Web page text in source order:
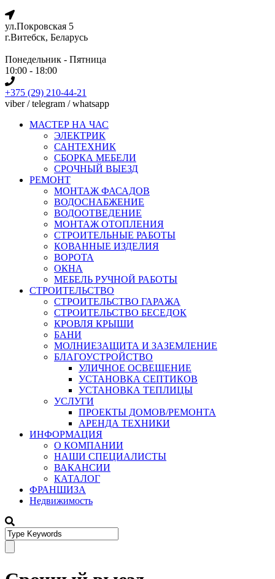
ул.Покровская 5
г.Витебск, Беларусь
Понедельник - Пятница
10:00 - 18:00
+375 (29) 210-44-21
viber / telegram / whatsapp
МАСТЕР НА ЧАС
ЭЛЕКТРИК
САНТЕХНИК
СБОРКА МЕБЕЛИ
СРОЧНЫЙ ВЫЕЗД
РЕМОНТ
МОНТАЖ ФАСАДОВ
ВОДОСНАБЖЕНИЕ
ВОДООТВЕДЕНИЕ
МОНТАЖ ОТОПЛЕНИЯ
СТРОИТЕЛЬНЫЕ РАБОТЫ
КОВАННЫЕ ИЗДЕЛИЯ
ВОРОТА
ОКНА
МЕБЕЛЬ РУЧНОЙ РАБОТЫ
СТРОИТЕЛЬСТВО
СТРОИТЕЛЬСТВО ГАРАЖА
СТРОИТЕЛЬСТВО БЕСЕДОК
КРОВЛЯ КРЫШИ
БАНИ
МОЛНИЕЗАЩИТА И ЗАЗЕМЛЕНИЕ
БЛАГОУСТРОЙСТВО
УЛИЧНОЕ ОСВЕЩЕНИЕ
УСТАНОВКА СЕПТИКОВ
УСТАНОВКА ТЕПЛИЦЫ
УСЛУГИ
ПРОЕКТЫ ДОМОВ/РЕМОНТА
АРЕНДА ТЕХНИКИ
ИНФОРМАЦИЯ
О КОМПАНИИ
НАШИ СПЕЦИАЛИСТЫ
ВАКАНСИИ
КАТАЛОГ
ФРАНШИЗА
Недвижимость